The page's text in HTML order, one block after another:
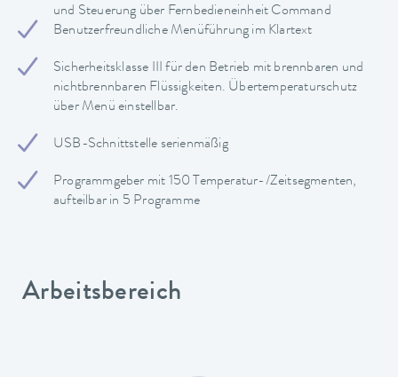
und Steuerung über Fernbedieneinheit Command
Benutzerfreundliche Menüführung im Klartext
Sicherheitsklasse III für den Betrieb mit brennbaren und
nichtbrennbaren Flüssigkeiten. Übertemperaturschutz
über Menü einstellbar.
USB-Schnittstelle serienmäßig
Programmgeber mit 150 Temperatur-/Zeitsegmenten,
aufteilbar in 5 Programme
Arbeitsbereich